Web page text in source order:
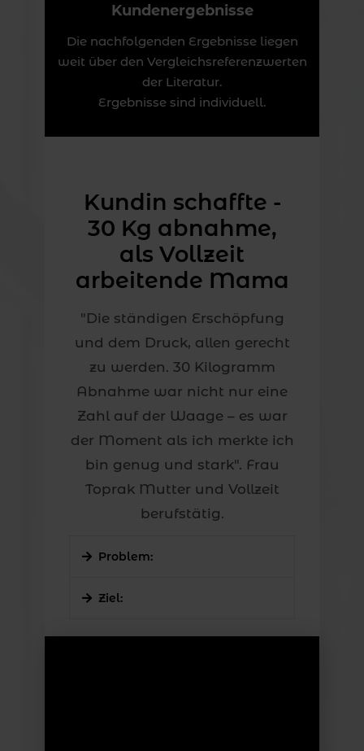
Kundenergebnisse
Die nachfolgenden Ergebnisse liegen
weit über den Vergleichsreferenzwerten
der Literatur.
Ergebnisse sind individuell.
Kundin schaffte -
30 Kg abnahme,
als Vollzeit
arbeitende Mama
"Die ständigen Erschöpfung
und dem Druck, allen gerecht
zu werden. 30 Kilogramm
Abnahme war nicht nur eine
Zahl auf der Waage – es war
der Moment als ich merkte ich
bin genug und stark". Frau
Toprak Mutter und Vollzeit
berufstätig.
Problem:
Ziel: